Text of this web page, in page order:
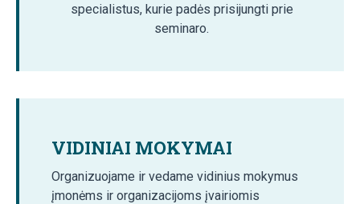
specialistus, kurie padės prisijungti prie
seminaro.
VIDINIAI MOKYMAI
Organizuojame ir vedame vidinius mokymus
įmonėms ir organizacijoms įvairiomis